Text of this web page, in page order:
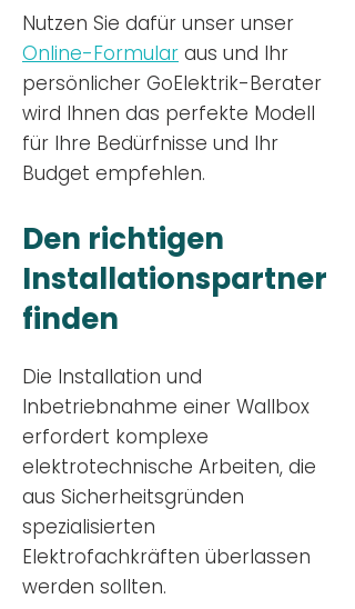
Nutzen Sie dafür unser unser
Online-Formular aus und Ihr
persönlicher GoElektrik-Berater
wird Ihnen das perfekte Modell
für Ihre Bedürfnisse und Ihr
Budget empfehlen.
Den richtigen
Installationspartner
finden
Die Installation und
Inbetriebnahme einer Wallbox
erfordert komplexe
elektrotechnische Arbeiten, die
aus Sicherheitsgründen
spezialisierten
Elektrofachkräften überlassen
werden sollten.